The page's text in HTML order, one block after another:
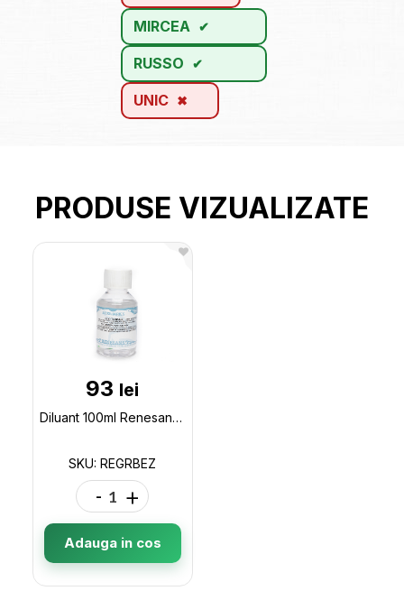
MIRCEA
RUSSO
UNIC
PRODUSE VIZUALIZATE
93 lei
Diluant 100ml Renesans fara miros (010209) REGRBEZ
SKU: REGRBEZ
- +
Adauga in cos